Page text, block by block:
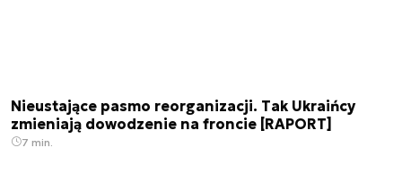
Nieustające pasmo reorganizacji. Tak Ukraińcy
zmieniają dowodzenie na froncie [RAPORT]
7 min.